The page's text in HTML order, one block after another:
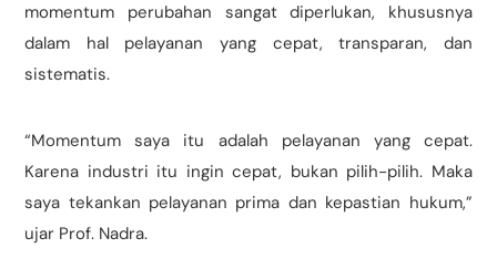
momentum perubahan sangat diperlukan, khususnya
dalam hal pelayanan yang cepat, transparan, dan
sistematis.
“Momentum saya itu adalah pelayanan yang cepat.
Karena industri itu ingin cepat, bukan pilih-pilih. Maka
saya tekankan pelayanan prima dan kepastian hukum,”
ujar Prof. Nadra.